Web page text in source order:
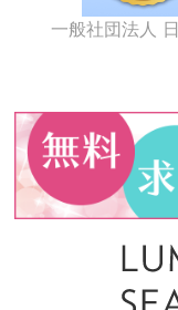
一般社団法人